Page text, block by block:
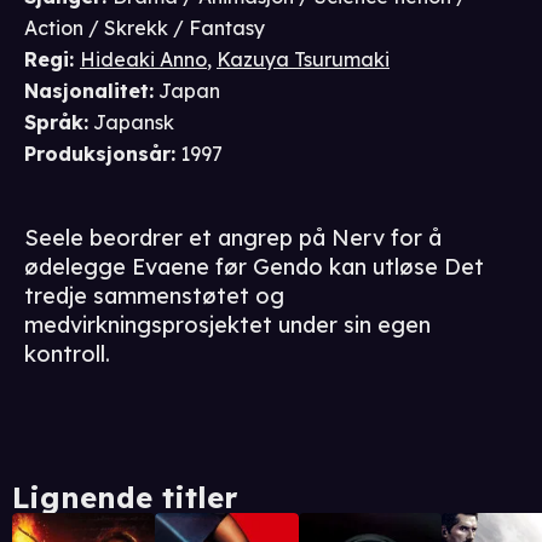
Action / Skrekk / Fantasy
Regi: Hideaki Anno, Kazuya Tsurumaki
Nasjonalitet: Japan
Språk: Japansk
Produksjonsår: 1997
Seele beordrer et angrep på Nerv for å
ødelegge Evaene før Gendo kan utløse Det
tredje sammenstøtet og
medvirkningsprosjektet under sin egen
kontroll.
Lignende titler